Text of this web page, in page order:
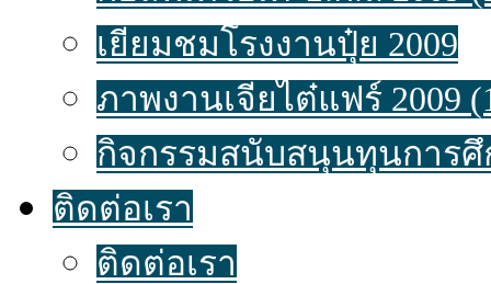
เยี่ยมชมโรงงานปุ๋ย 2009
ภาพงานเจียไต๋แฟร์ 2009
กิจกรรมสนับสนุนทุนการศึ
ติดต่อเรา
ติดต่อเรา